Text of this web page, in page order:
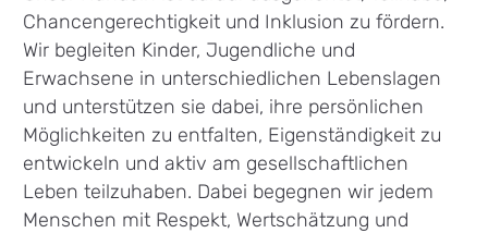
Chancengerechtigkeit und Inklusion zu fördern.
Wir begleiten Kinder, Jugendliche und
Erwachsene in unterschiedlichen Lebenslagen
und unterstützen sie dabei, ihre persönlichen
Möglichkeiten zu entfalten, Eigenständigkeit zu
entwickeln und aktiv am gesellschaftlichen
Leben teilzuhaben. Dabei begegnen wir jedem
Menschen mit Respekt, Wertschätzung und